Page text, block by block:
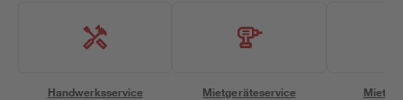
Handwerksservice Mietgeräteservice